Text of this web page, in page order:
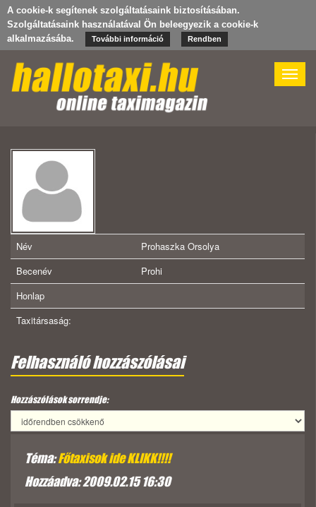
A cookie-k segítenek szolgáltatásaink biztosításában.
Szolgáltatásaink használatával Ön beleegyezik a cookie-k
alkalmazásába.
További információ Rendben
Toggle
Név
Prohaszka Orsolya
Becenév
Prohi
Honlap
Taxitársaság:
Felhasználó hozzászólásai
Hozzászólások sorrendje:
Téma:Főtaxisok ide KLIKK!!!!
Hozzáadva: 2009.02.15 16:30